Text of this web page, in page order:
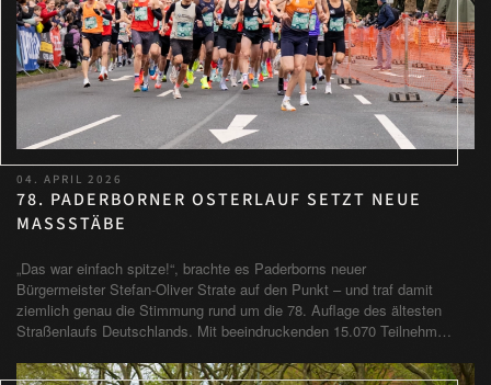
04. APRIL 2026
78. PADERBORNER OSTERLAUF SETZT NEUE
MASSSTÄBE
„Das war einfach spitze!“, brachte es Paderborns neuer
Bürgermeister Stefan-Oliver Strate auf den Punkt – und traf damit
ziemlich genau die Stimmung rund um die 78. Auflage des ältesten
Straßenlaufs Deutschlands. Mit beeindruckenden 15.070 Teilnehm…